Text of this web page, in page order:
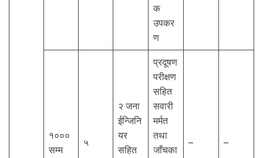
क
उपकर
ण
१०००
सम्म
५
२ जना
ईन्जिनि
यर
सहित
प्रदूषण
परीक्षण
सहित
सवारी
मर्मत
तथा
जाँचका
– –